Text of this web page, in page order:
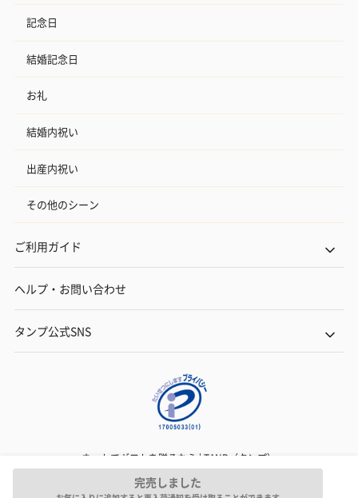
プレミアムビール イネ
ディット（712円）
酒（655円）
ブラック１２
おつまみ・その他
お酒にぴったりのおつまみ・サプリを同梱してお届けいたしま
す。
いぶりがっことチーズ
ごろっとうまみ チーズ
のオイル漬（塩麹&レモ
ン）（981円）
しょっつるナ
完売しました
記念日
結婚記念日
お礼
結婚内祝い
出産内祝い
その他のシーン
ご利用ガイド
ヘルプ・お問い合わせ
タンプ公式SNS
ネットでギフトを贈るなら | TANP（タンプ）
Copyright© TANP Inc.